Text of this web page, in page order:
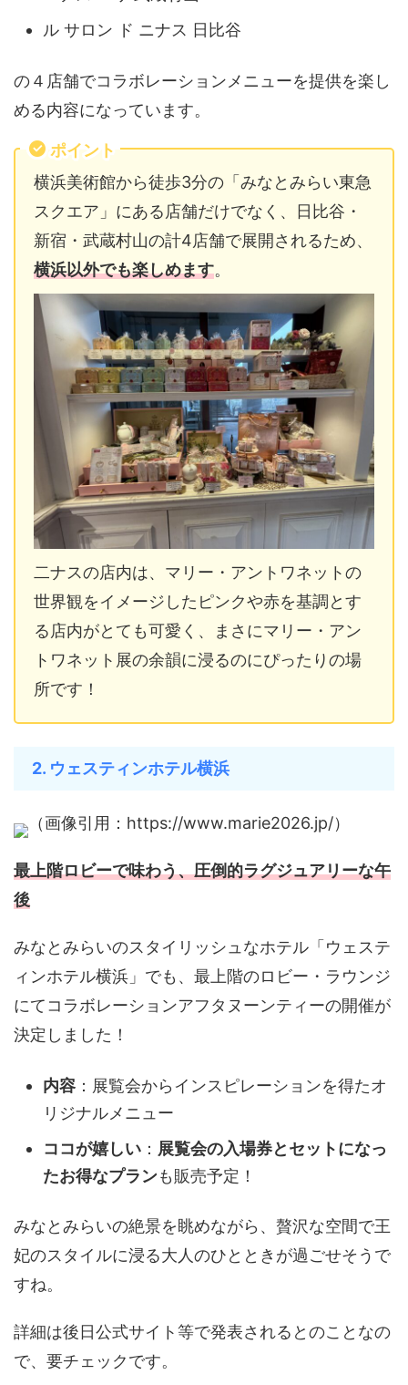
ル サロン ド ニナス 日比谷
の４店舗でコラボレーションメニューを提供を楽し
める内容になっています。
ポイント
横浜美術館から徒歩3分の「みなとみらい東急
スクエア」にある店舗だけでなく、日比谷・
新宿・武蔵村山の計4店舗で展開されるため、
横浜以外でも楽しめます。
二ナスの店内は、マリー・アントワネットの
世界観をイメージしたピンクや赤を基調とす
る店内がとても可愛く、まさにマリー・アン
トワネット展の余韻に浸るのにぴったりの場
所です！
2. ウェスティンホテル横浜
（画像引用：https://www.marie2026.jp/）
最上階ロビーで味わう、圧倒的ラグジュアリーな午
後
みなとみらいのスタイリッシュなホテル「ウェステ
ィンホテル横浜」でも、最上階のロビー・ラウンジ
にてコラボレーションアフタヌーンティーの開催が
決定しました！
内容 ：展覧会からインスピレーションを得たオ
リジナルメニュー
ココが嬉しい ： 展覧会の入場券とセットになっ
たお得なプランも販売予定！
みなとみらいの絶景を眺めながら、贅沢な空間で王
妃のスタイルに浸る大人のひとときが過ごせそうで
すね。
詳細は後日公式サイト等で発表されるとのことなの
で、要チェックです。